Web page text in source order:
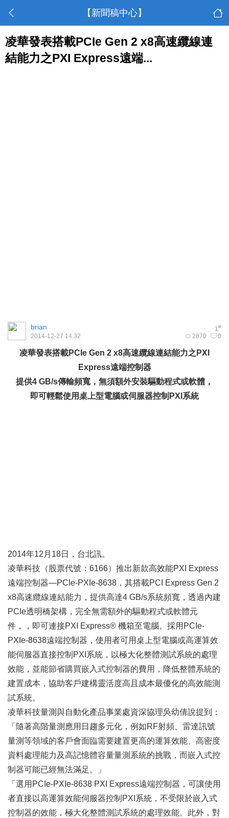
【新聞稿中心】
凌華發表搭載PCIe Gen 2 x8高速纜線連
結能力之PXI Express遠端...
1#
brian
2870 0
2014-12-27 14:32
凌華發表搭載PCIe Gen 2 x8高速纜線連結能力之 PXI
Express遠端控制器
提供4 GB/s傳輸頻寬，無須額外安裝驅動程式或軟體，
即可輕鬆使用桌上型電腦或伺服器控制 PXI 系統
2014年12月18日，台北訊。
凌華科技（股票代號：6166）推出新款高效能PXI Express
遠端控制器—PCIe-PXIe-8638 ，其搭載PCI Express Gen 2
x8高速纜線連結能力，提供高達4 GB/s系統頻寬，透過內建
PCIe透明橋架構，完全無需額外的驅動程式或軟體元
件，，即可連接PXI Express® 機箱至電腦。採用 PCIe-
PXIe-8638遠端控制器，使用者可用桌上型電腦或高運算效
能伺服器直接控制PXI系統，以極大化整體測試系統的處理
效能，並能節省購買嵌入式控制器的費用，降低整體系統的
建置成本，協助客戶建構靈活度高且成本最優化的高效能測
試系統。
凌華科技量測與自動化產品事業處資深協理吳幼倩說提到：
「隨著高階量測應用日趨多元化，例如RF射頻、雷達訊號
量測等領域的客戶會面臨需要建置更高的運算效能、高密度
資料處理能力及高記憶體容量量測系統的挑戰，而嵌入式控
制器可能已經無法滿足。」
「選用 PCIe-PXIe-8638 PXI Express遠端控制器，可讓使用
者直接以高運算效能伺服器控制PXI系統，不受限於嵌入式
控制器的效能，極大化整體測試系統的處理效能。此外，對